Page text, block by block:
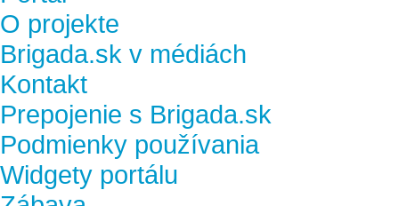
O projekte
Brigada.sk v médiách
Kontakt
Prepojenie s Brigada.sk
Podmienky používania
Widgety portálu